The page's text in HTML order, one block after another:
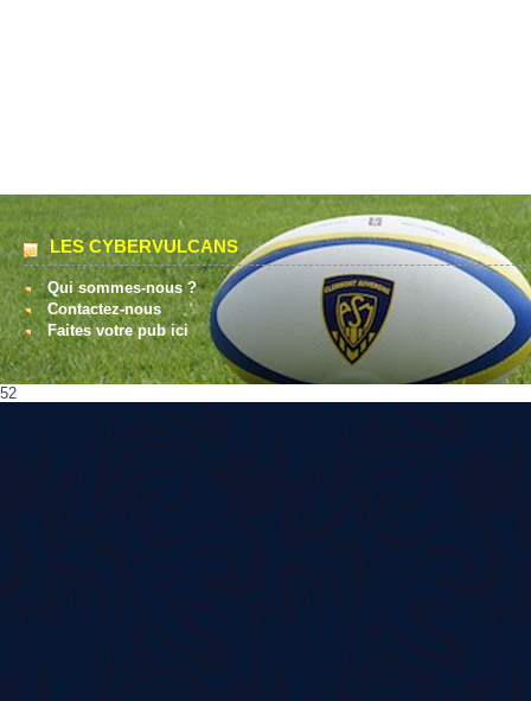
LES CYBERVULCANS
Qui sommes-nous ?
Contactez-nous
Faites votre pub ici
52